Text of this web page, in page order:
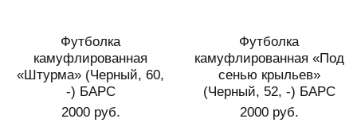
Футболка
камуфлированная
«Штурма» (Черный, 60,
-) БАРС
2000 руб.
Футболка
камуфлированная «Под
сенью крыльев»
(Черный, 52, -) БАРС
2000 руб.